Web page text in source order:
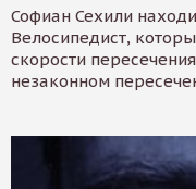
Софиан Сехили
Велосипедист,
скорости
незаконном